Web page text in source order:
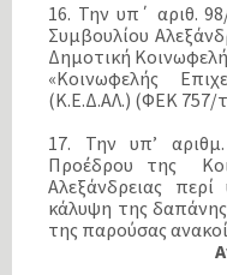
16. Την υπ΄ αριθ.
Συμβουλίου
Δημοτική
«Κοινωφελής
(Κ.Ε.Δ.ΑΛ.) (ΦΕΚ 757/
17. Την υπ’
Προέδρου της
Αλεξάνδρειας
κάλυψη της
της παρούσας